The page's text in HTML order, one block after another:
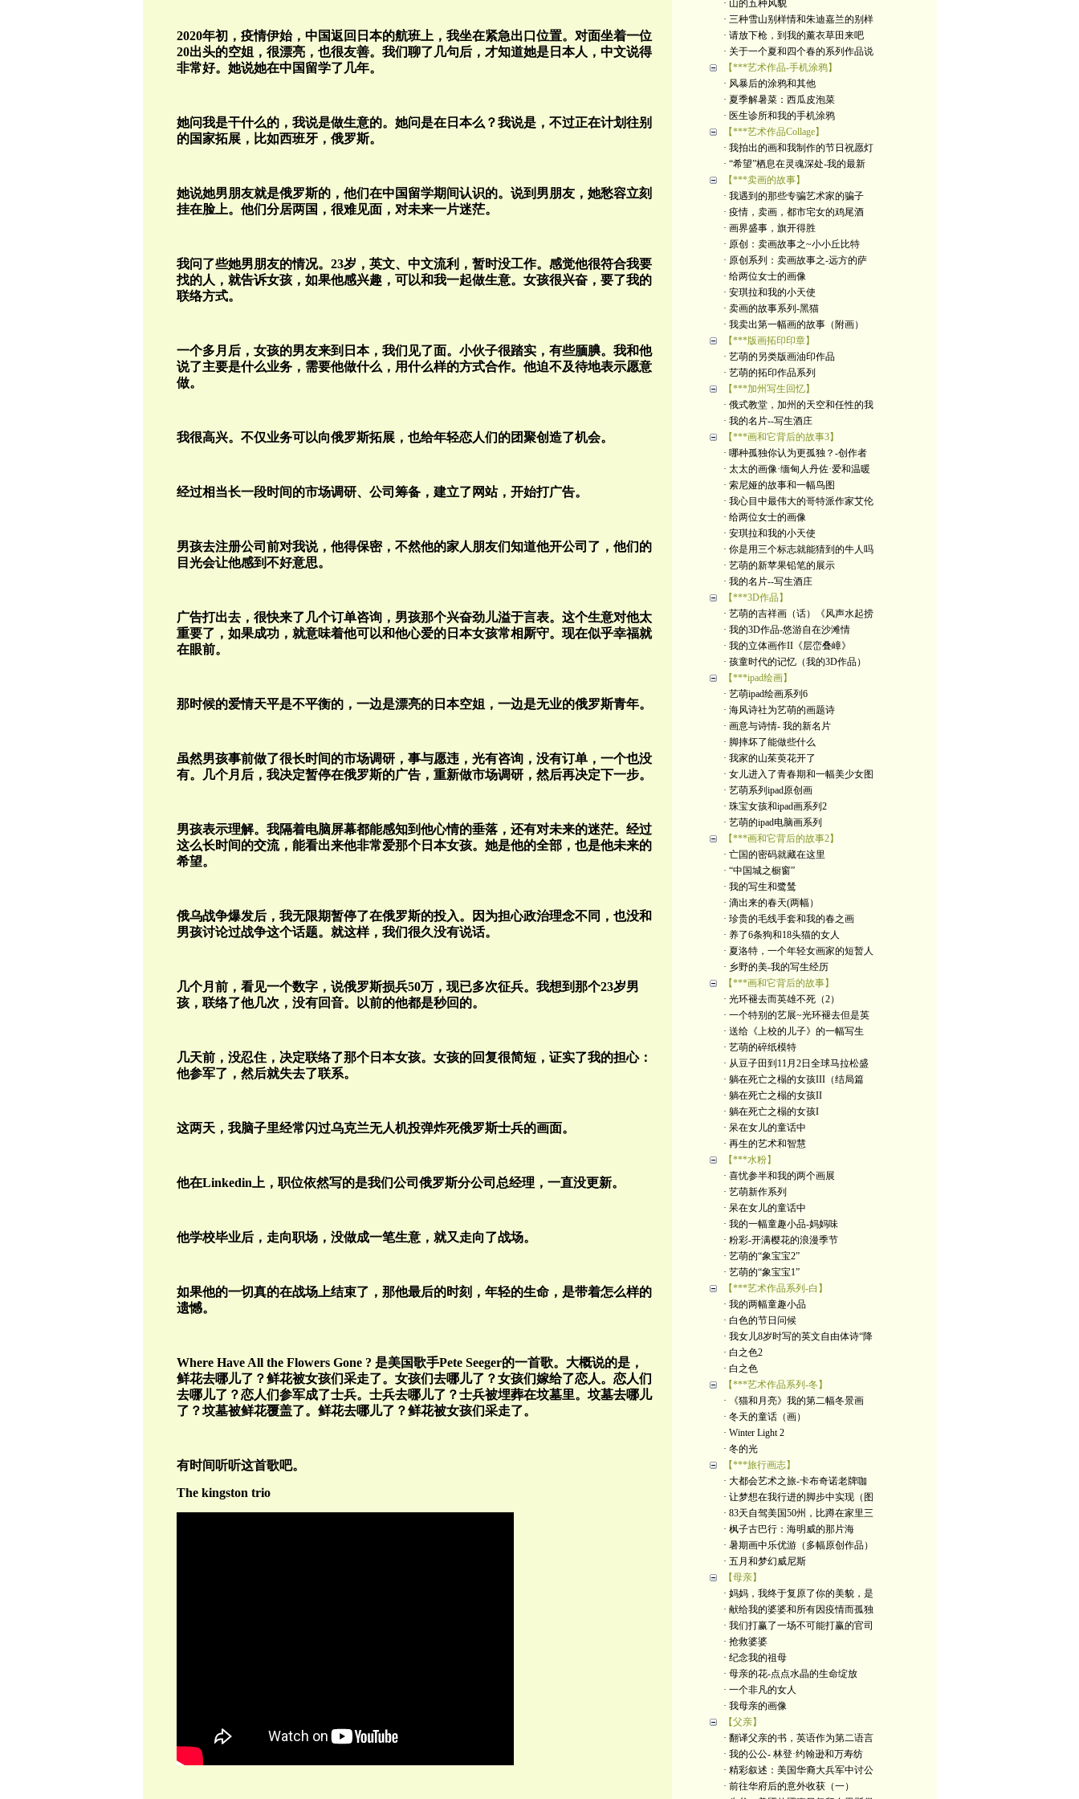
2020年初，疫情伊始，中国返回日本的航班上，我坐在紧急出口位置。对面坐着一位
20出头的空姐，很漂亮，也很友善。我们聊了几句后，才知道她是日本人，中文说得
非常好。她说她在中国留学了几年。
她问我是干什么的，我说是做生意的。她问是在日本么？我说是，不过正在计划往别
的国家拓展，比如西班牙，俄罗斯。
她说她男朋友就是俄罗斯的，他们在中国留学期间认识的。说到男朋友，她愁容立刻
挂在脸上。他们分居两国，很难见面，对未来一片迷茫。
我问了些她男朋友的情况。23岁，英文、中文流利，暂时没工作。感觉他很符合我要
找的人，就告诉女孩，如果他感兴趣，可以和我一起做生意。女孩很兴奋，要了我的
联络方式。
一个多月后，女孩的男友来到日本，我们见了面。小伙子很踏实，有些腼腆。我和他
说了主要是什么业务，需要他做什么，用什么样的方式合作。他迫不及待地表示愿意
做。
我很高兴。不仅业务可以向俄罗斯拓展，也给年轻恋人们的团聚创造了机会。
经过相当长一段时间的市场调研、公司筹备，建立了网站，开始打广告。
男孩去注册公司前对我说，他得保密，不然他的家人朋友们知道他开公司了，他们的
目光会让他感到不好意思。
广告打出去，很快来了几个订单咨询，男孩那个兴奋劲儿溢于言表。这个生意对他太
重要了，如果成功，就意味着他可以和他心爱的日本女孩常相厮守。现在似乎幸福就
在眼前。
那时候的爱情天平是不平衡的，一边是漂亮的日本空姐，一边是无业的俄罗斯青年。
虽然男孩事前做了很长时间的市场调研，事与愿违，光有咨询，没有订单，一个也没
有。几个月后，我决定暂停在俄罗斯的广告，重新做市场调研，然后再决定下一步。
男孩表示理解。我隔着电脑屏幕都能感知到他心情的垂落，还有对未来的迷茫。经过
这么长时间的交流，能看出来他非常爱那个日本女孩。她是他的全部，也是他未来的
希望。
俄乌战争爆发后，我无限期暂停了在俄罗斯的投入。因为担心政治理念不同，也没和
男孩讨论过战争这个话题。就这样，我们很久没有说话。
几个月前，看见一个数字，说俄罗斯损兵50万，现已多次征兵。我想到那个23岁男
孩，联络了他几次，没有回音。以前的他都是秒回的。
几天前，没忍住，决定联络了那个日本女孩。女孩的回复很简短，证实了我的担心：
他参军了，然后就失去了联系。
这两天，我脑子里经常闪过乌克兰无人机投弹炸死俄罗斯士兵的画面。
他在Linkedin上，职位依然写的是我们公司俄罗斯分公司总经理，一直没更新。
他学校毕业后，走向职场，没做成一笔生意，就又走向了战场。
如果他的一切真的在战场上结束了，那他最后的时刻，年轻的生命，是带着怎么样的
遗憾。
Where Have All the Flowers Gone ? 是美国歌手Pete Seeger的一首歌。大概说的是，
鲜花去哪儿了？鲜花被女孩们采走了。女孩们去哪儿了？女孩们嫁给了恋人。恋人们
去哪儿了？恋人们参军成了士兵。士兵去哪儿了？士兵被埋葬在坟墓里。坟墓去哪儿
了？坟墓被鲜花覆盖了。鲜花去哪儿了？鲜花被女孩们采走了。
有时间听听这首歌吧。
The kingston trio
· 山的五种风貌
· 三种雪山别样情和朱迪嘉兰的别样
· 请放下枪，到我的薰衣草田来吧
· 关于一个夏和四个春的系列作品说
【***艺术作品-手机涂鸦】
· 风暴后的涂鸦和其他
· 夏季解暑菜：西瓜皮泡菜
· 医生诊所和我的手机涂鸦
【***艺术作品Collage】
· 我拍出的画和我制作的节日祝愿灯
· “希望”栖息在灵魂深处-我的最新
【***卖画的故事】
· 我遇到的那些专骗艺术家的骗子
· 疫情，卖画，都市宅女的鸡尾酒
· 画界盛事，旗开得胜
· 原创：卖画故事之~小小丘比特
· 原创系列：卖画故事之-远方的萨
· 给两位女士的画像
· 安琪拉和我的小天使
· 卖画的故事系列-黑猫
· 我卖出第一幅画的故事（附画）
【***版画拓印印章】
· 艺萌的另类版画油印作品
· 艺萌的拓印作品系列
【***加州写生回忆】
· 俄式教堂，加州的天空和任性的我
· 我的名片--写生酒庄
【***画和它背后的故事3】
· 哪种孤独你认为更孤独？-创作者
· 太太的画像·缅甸人丹佐·爱和温暖
· 索尼娅的故事和一幅鸟图
· 我心目中最伟大的哥特派作家艾伦
· 给两位女士的画像
· 安琪拉和我的小天使
· 你是用三个标志就能猜到的牛人吗
· 艺萌的新苹果铅笔的展示
· 我的名片--写生酒庄
【***3D作品】
· 艺萌的吉祥画（话）《风声水起捞
· 我的3D作品-悠游自在沙滩情
· 我的立体画作II《层峦叠嶂》
· 孩童时代的记忆（我的3D作品）
【***ipad绘画】
· 艺萌ipad绘画系列6
· 海风诗社为艺萌的画题诗
· 画意与诗情- 我的新名片
· 脚摔坏了能做些什么
· 我家的山茱萸花开了
· 女儿进入了青春期和一幅美少女图
· 艺萌系列ipad原创画
· 珠宝女孩和ipad画系列2
· 艺萌的ipad电脑画系列
【***画和它背后的故事2】
· 亡国的密码就藏在这里
· “中国城之橱窗”
· 我的写生和鹭鸶
· 滴出来的春天(两幅）
· 珍贵的毛线手套和我的春之画
· 养了6条狗和18头猫的女人
· 夏洛特，一个年轻女画家的短暂人
· 乡野的美-我的写生经历
【***画和它背后的故事】
· 光环褪去而英雄不死（2）
· 一个特别的艺展~光环褪去但是英
· 送给《上校的儿子》的一幅写生
· 艺萌的碎纸模特
· 从豆子田到11月2日全球马拉松盛
· 躺在死亡之榻的女孩III（结局篇
· 躺在死亡之榻的女孩II
· 躺在死亡之榻的女孩I
· 呆在女儿的童话中
· 再生的艺术和智慧
【***水粉】
· 喜忧参半和我的两个画展
· 艺萌新作系列
· 呆在女儿的童话中
· 我的一幅童趣小品-妈妈味
· 粉彩-开满樱花的浪漫季节
· 艺萌的“象宝宝2”
· 艺萌的“象宝宝1”
【***艺术作品系列-白】
· 我的两幅童趣小品
· 白色的节日问候
· 我女儿8岁时写的英文自由体诗“降
· 白之色2
· 白之色
【***艺术作品系列-冬】
· 《猫和月亮》我的第二幅冬景画
· 冬天的童话（画）
· Winter Light 2
· 冬的光
【***旅行画志】
· 大都会艺术之旅-卡布奇诺老牌咖
· 让梦想在我行进的脚步中实现（图
· 83天自驾美国50州，比蹲在家里三
· 枫子古巴行：海明威的那片海
· 暑期画中乐优游（多幅原创作品）
· 五月和梦幻威尼斯
【母亲】
· 妈妈，我终于复原了你的美貌，是
· 献给我的婆婆和所有因疫情而孤独
· 我们打赢了一场不可能打赢的官司
· 抢救婆婆
· 纪念我的祖母
· 母亲的花-点点水晶的生命绽放
· 一个非凡的女人
· 我母亲的画像
【父亲】
· 翻译父亲的书，英语作为第二语言
· 我的公公- 林登·约翰逊和万寿纺
· 精彩叙述：美国华裔大兵军中讨公
· 前往华府后的意外收获（一）